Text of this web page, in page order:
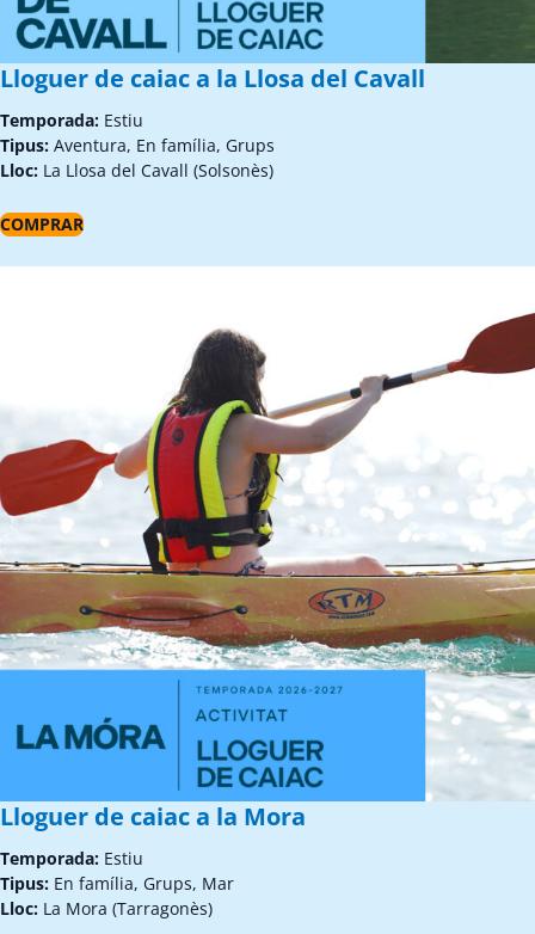
Lloguer de caiac a la Llosa del Cavall
Temporada: Estiu
Tipus: Aventura, En família, Grups
Lloc: La Llosa del Cavall (Solsonès)
COMPRAR
Lloguer de caiac a la Mora
Temporada: Estiu
Tipus: En família, Grups, Mar
Lloc: La Mora (Tarragonès)